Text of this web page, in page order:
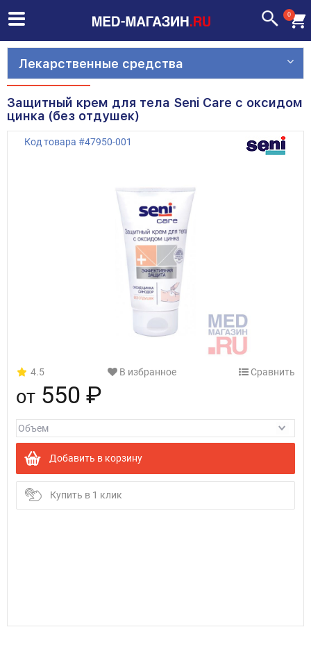
0
Лекарственные средства
Защитный крем для тела Seni Care с оксидом
цинка (без отдушек)
Код товара #47950-001
4.5 В избранное Сравнить
от 550 ₽
Добавить в корзину
Купить в 1 клик